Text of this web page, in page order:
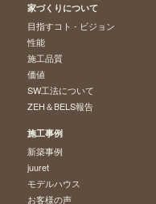
家づくりについて
目指すコト - ビジョン
性能
施工品質
価値
SW工法について
ZEH＆BELS報告
施工事例
新築事例
juuret
モデルハウス
お客様の声